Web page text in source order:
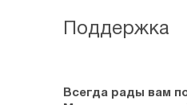
Поддержка
Всегда рады вам